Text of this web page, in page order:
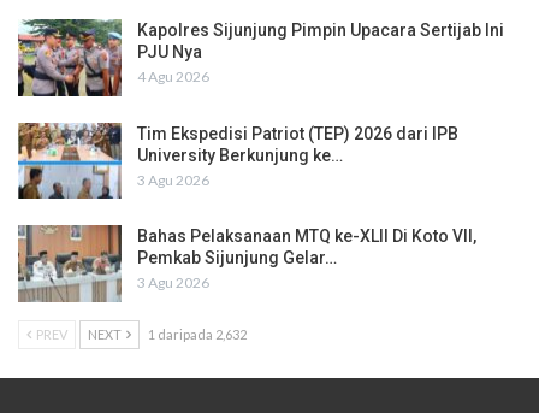
Kapolres Sijunjung Pimpin Upacara Sertijab Ini
PJU Nya
4 Agu 2026
Tim Ekspedisi Patriot (TEP) 2026 dari IPB
University Berkunjung ke…
3 Agu 2026
Bahas Pelaksanaan MTQ ke-XLII Di Koto VII,
Pemkab Sijunjung Gelar…
3 Agu 2026
PREV NEXT 1 daripada 2,632